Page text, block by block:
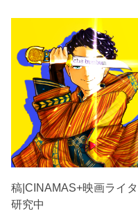
稿|CINAMAS+映画ライ
研究中